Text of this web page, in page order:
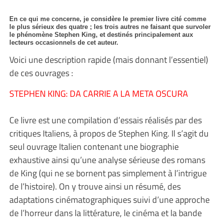
En ce qui me concerne, je considère le premier livre cité comme
le plus sérieux des quatre ; les trois autres ne faisant que survoler
le phénomène Stephen King, et destinés principalement aux
lecteurs occasionnels de cet auteur.
Voici une description rapide (mais donnant l’essentiel)
de ces ouvrages :
STEPHEN KING: DA CARRIE A LA META OSCURA
Ce livre est une compilation d’essais réalisés par des
critiques Italiens, à propos de Stephen King. Il s’agit du
seul ouvrage Italien contenant une biographie
exhaustive ainsi qu’une analyse sérieuse des romans
de King (qui ne se bornent pas simplement à l’intrigue
de l’histoire). On y trouve ainsi un résumé, des
adaptations cinématographiques suivi d’une approche
de l’horreur dans la littérature, le cinéma et la bande